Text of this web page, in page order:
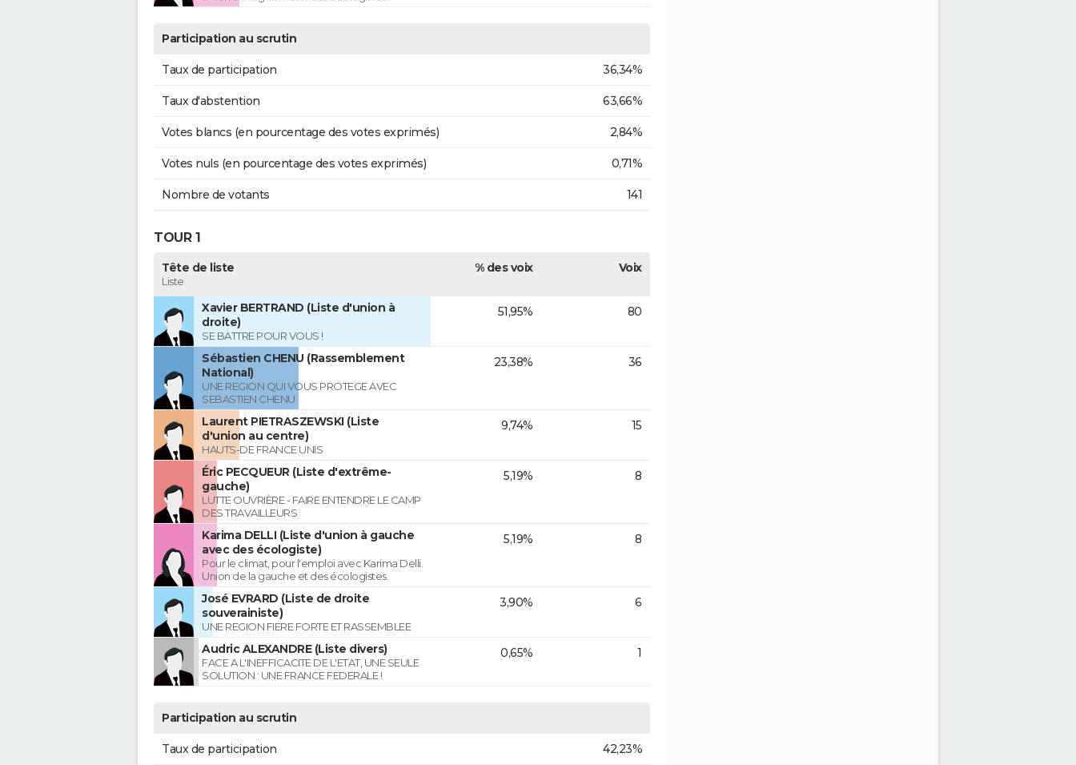
Participation au scrutin
Taux de participation 36,34%
Taux d'abstention 63,66%
Votes blancs (en pourcentage des votes exprimés) 2,84%
Votes nuls (en pourcentage des votes exprimés) 0,71%
Nombre de votants 141
TOUR 1
Tête de liste
Liste
% des voix Voix
Xavier BERTRAND (Liste d'union à
droite)
SE BATTRE POUR VOUS !
51,95% 80
Sébastien CHENU (Rassemblement
National)
UNE REGION QUI VOUS PROTEGE AVEC
SEBASTIEN CHENU
23,38% 36
Laurent PIETRASZEWSKI (Liste
d'union au centre)
HAUTS-DE FRANCE UNIS
9,74% 15
Éric PECQUEUR (Liste d'extrême-
gauche)
LUTTE OUVRIÈRE - FAIRE ENTENDRE LE CAMP
DES TRAVAILLEURS
5,19% 8
Karima DELLI (Liste d'union à gauche
avec des écologiste)
Pour le climat, pour l'emploi avec Karima Delli.
Union de la gauche et des écologistes.
5,19% 8
José EVRARD (Liste de droite
souverainiste)
UNE REGION FIERE FORTE ET RASSEMBLEE
3,90% 6
Audric ALEXANDRE (Liste divers)
FACE A L'INEFFICACITE DE L'ETAT, UNE SEULE
SOLUTION : UNE FRANCE FEDERALE !
0,65% 1
Participation au scrutin
Taux de participation 42,23%